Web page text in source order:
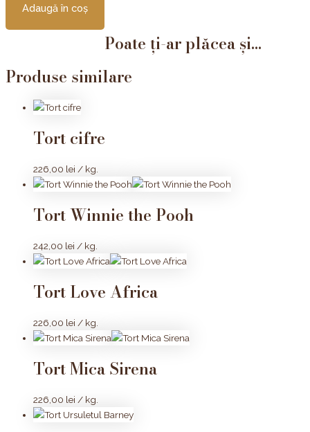
Adaugă în coș
Poate ți-ar plăcea și...
Produse similare
Tort cifre
226,00 lei / kg.
Tort Winnie the Pooh
242,00 lei / kg.
Tort Love Africa
226,00 lei / kg.
Tort Mica Sirena
226,00 lei / kg.